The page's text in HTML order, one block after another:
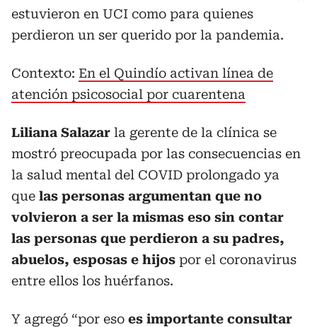
estuvieron en UCI como para quienes
perdieron un ser querido por la pandemia.
Contexto: En el Quindío activan línea de
atención psicosocial por cuarentena
Liliana Salazar la gerente de la clínica se
mostró preocupada por las consecuencias en
la salud mental del COVID prolongado ya
que las personas argumentan que no
volvieron a ser la mismas eso sin contar
las personas que perdieron a su padres,
abuelos, esposas e hijos por el coronavirus
entre ellos los huérfanos.
Y agregó “por eso es importante consultar